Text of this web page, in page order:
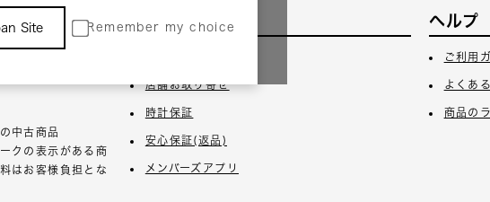
Site Remember my choice
中古商品
クの表示がある商
はお客様負担とな
サービス
店舗お取り寄せ
時計保証
安心保証(返品)
メンバーズアプリ
ヘルプ
ご利用
よくあ
商品の